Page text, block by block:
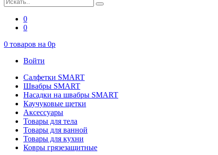
0
0
0 товаров на 0p
Войти
Салфетки SMART
Швабры SMART
Насадки на швабры SMART
Каучуковые щетки
Аксессуары
Товары для тела
Товары для ванной
Товары для кухни
Ковры грязезащитные